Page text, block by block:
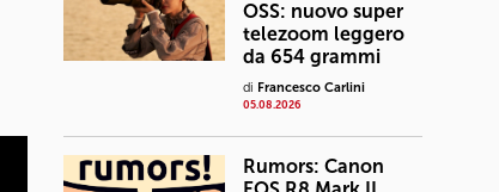
OSS: nuovo super
telezoom leggero
da 654 grammi
di Francesco Carlini
05.08.2026
Rumors: Canon